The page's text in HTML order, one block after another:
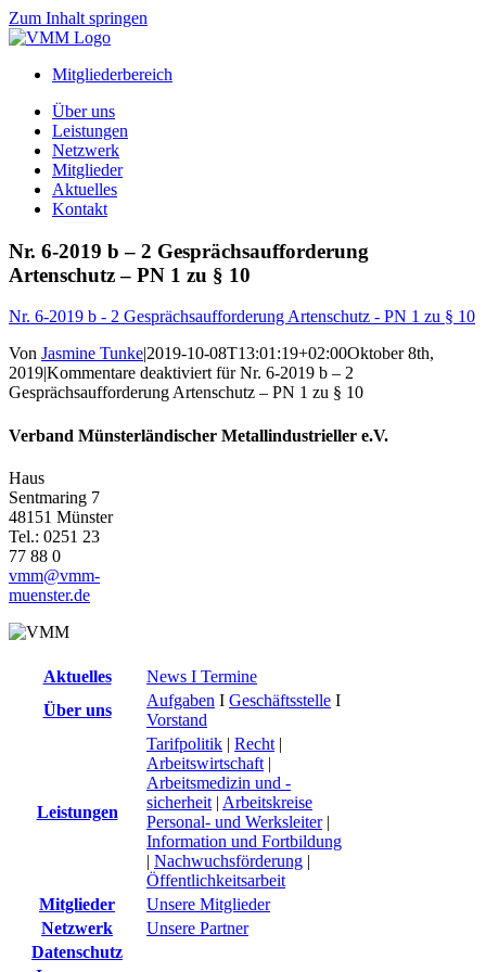
Zum Inhalt springen
Mitgliederbereich
Über uns
Leistungen
Netzwerk
Mitglieder
Aktuelles
Kontakt
Nr. 6-2019 b – 2 Gesprächsaufforderung
Artenschutz – PN 1 zu § 10
Nr. 6-2019 b - 2 Gesprächsaufforderung Artenschutz - PN 1 zu § 10
Von Jasmine Tunke|2019-10-08T13:01:19+02:00Oktober 8th,
2019|Kommentare deaktiviertfür Nr. 6-2019 b – 2
Gesprächsaufforderung Artenschutz – PN 1 zu § 10
Verband Münsterländischer Metallindustrieller e.V.
Haus
Sentmaring 7
48151 Münster
Tel.: 0251 23
77 88 0
vmm@vmm-
muenster.de
Aktuelles
News I Termine
Über uns
Aufgaben I Geschäftsstelle I
Vorstand
Leistungen
Tarifpolitik | Recht |
Arbeitswirtschaft |
Arbeitsmedizin und -
sicherheit | Arbeitskreise
Personal- und Werksleiter|
Information und Fortbildung
| Nachwuchsförderung |
Öffentlichkeitsarbeit
Mitglieder
Unsere Mitglieder
Netzwerk
Unsere Partner
Datenschutz